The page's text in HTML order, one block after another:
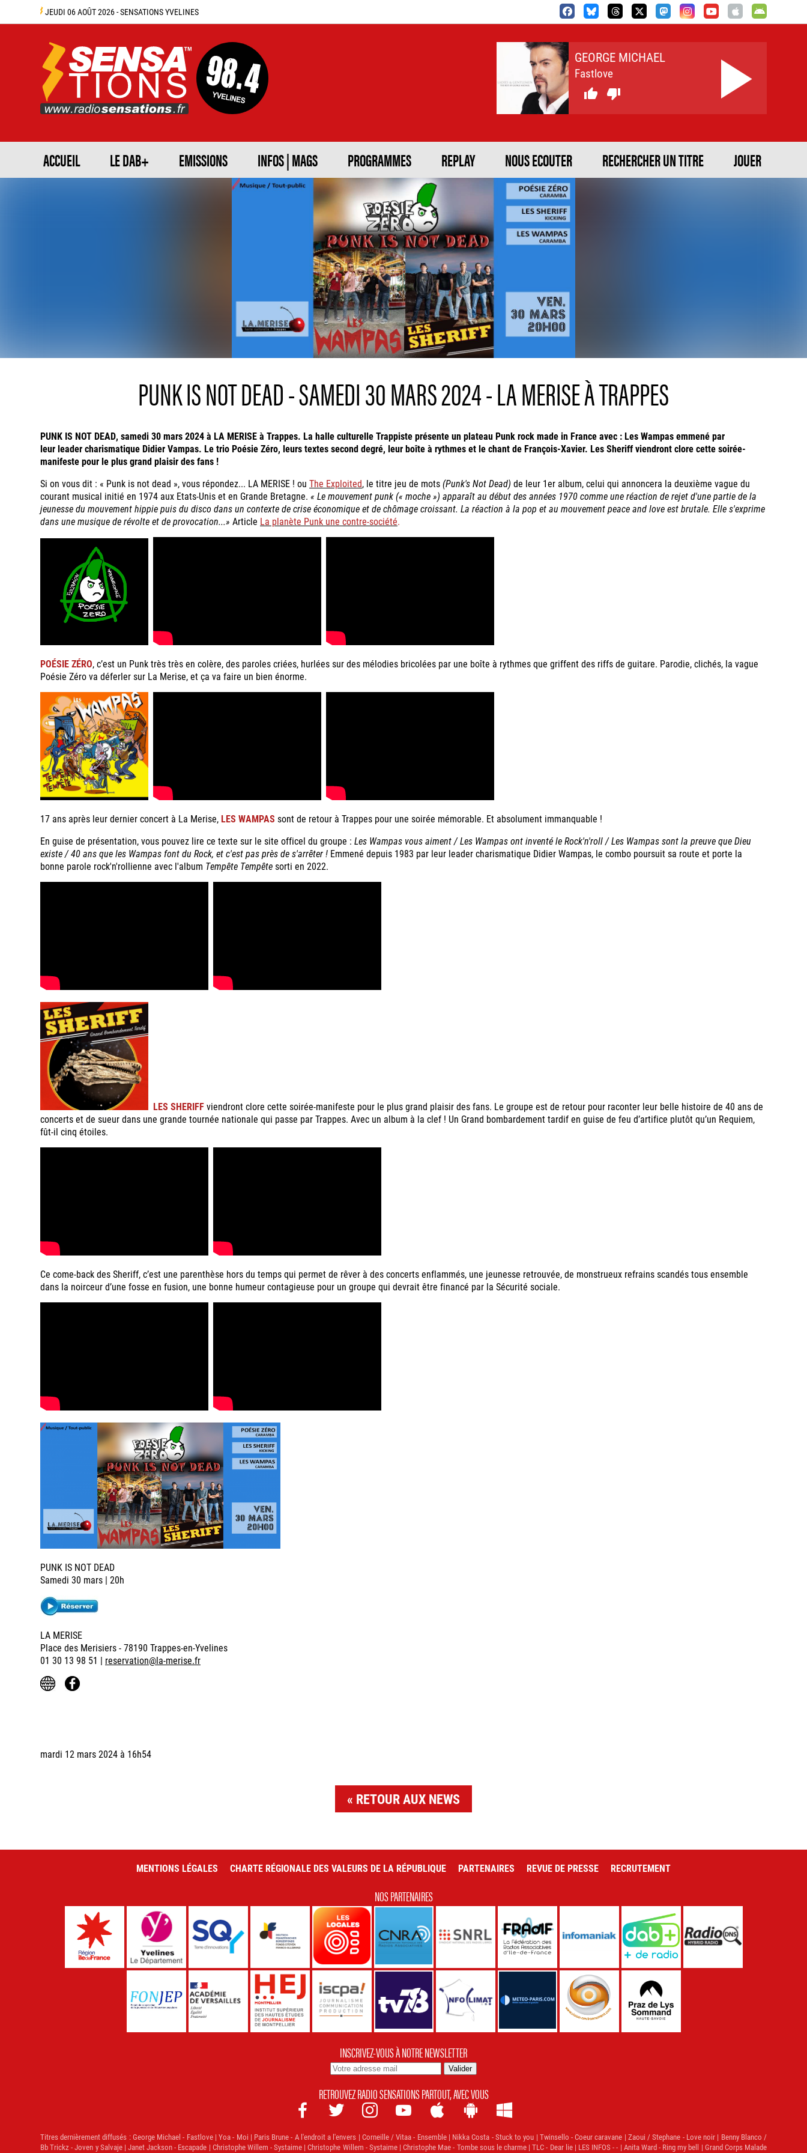
JEUDI 06 AOÛT 2026 - SENSATIONS YVELINES
GEORGE MICHAEL
Fastlove
 
ACCUEIL LE DAB+ EMISSIONS INFOS | MAGS PROGRAMMES REPLAY NOUS ECOUTER RECHERCHER UN TITRE JOUER
PUNK IS NOT DEAD - SAMEDI 30 MARS 2024 - LA MERISE À TRAPPES
PUNK IS NOT DEAD, samedi 30 mars 2024 à LA MERISE à Trappes. La halle culturelle Trappiste présente un plateau Punk rock made in France avec : Les Wampas emmené par
leur leader charismatique Didier Vampas. Le trio Poésie Zéro, leurs textes second degré, leur boîte à rythmes et le chant de François-Xavier. Les Sheriff viendront clore cette soirée-
manifeste pour le plus grand plaisir des fans !
Si on vous dit : « Punk is not dead », vous répondez... LA MERISE ! ou The Exploited, le titre jeu de mots(Punk's Not Dead) de leur 1er album, celui qui annoncera la deuxième vague du
courant musical initié en 1974 aux Etats-Unis et en Grande Bretagne. « Le mouvement punk (« moche ») apparaît au début des années 1970 comme une réaction de rejet d'une partie de la
jeunesse du mouvement hippie puis du disco dans un contexte de crise économique et de chômage croissant. La réaction à la pop et au mouvement peace and love est brutale. Elle s'exprime
dans une musique de révolte et de provocation...» Article La planète Punk une contre-société.
POÉSIE ZÉRO, c’est un Punk très très en colère, des paroles criées, hurlées sur des mélodies bricolées par une boîte à rythmes que griffent des riffs de guitare. Parodie, clichés, la vague
Poésie Zéro va déferler sur La Merise, et ça va faire un bien énorme.
17 ans après leur dernier concert à La Merise, LES WAMPAS sont de retour à Trappes pour une soirée mémorable. Et absolument immanquable !
En guise de présentation, vous pouvez lire ce texte sur le site officel du groupe : Les Wampas vous aiment / Les Wampas ont inventé le Rock'n'roll / Les Wampas sont la preuve que Dieu
existe / 40 ans que les Wampas font du Rock, et c'est pas près de s'arrêter ! Emmené depuis 1983 par leur leader charismatique Didier Wampas, le combo poursuit sa route et porte la
bonne parole rock'n'rollienne avec l'album Tempête Tempêtesorti en 2022.
LES SHERIFFviendront clore cette soirée-manifeste pour le plus grand plaisir des fans. Le groupe est de retour pour raconter leur belle histoire de 40 ans de
concerts et de sueur dans une grande tournée nationale qui passe par Trappes. Avec un album à la clef ! Un Grand bombardement tardif en guise de feu d’artifice plutôt qu’un Requiem,
fût-il cinq étoiles.
Ce come-back des Sheriff, c’est une parenthèse hors du temps qui permet de rêver à des concerts enflammés, une jeunesse retrouvée, de monstrueux refrains scandés tous ensemble
dans la noirceur d’une fosse en fusion, une bonne humeur contagieuse pour un groupe qui devrait être financé par la Sécurité sociale.
PUNK IS NOT DEAD
Samedi 30 mars | 20h
LA MERISE
Place des Merisiers - 78190 Trappes-en-Yvelines
01 30 13 98 51 | reservation@la-merise.fr
mardi 12 mars 2024 à 16h54
RETOUR AUX NEWS
MENTIONS LÉGALES CHARTE RÉGIONALE DES VALEURS DE LA RÉPUBLIQUE PARTENAIRES REVUE DE PRESSE RECRUTEMENT
NOS PARTENAIRES
INSCRIVEZ-VOUS À NOTRE NEWSLETTER
RETROUVEZ RADIO SENSATIONS PARTOUT, AVEC VOUS
      
Titres dernièrement diffusés :George Michael - Fastlove | Yoa - Moi | Paris Brune - A l'endroit a l'envers | Corneille / Vitaa - Ensemble | Nikka Costa - Stuck to you | Twinsello - Coeur caravane | Zaoui / Stephane - Love noir | Benny Blanco /
Bb Trickz - Joven y Salvaje | Janet Jackson - Escapade | Christophe Willem - Systaime | Christophe Willem - Systaime | Christophe Mae - Tombe sous le charme | TLC - Dear lie | LES INFOS - - | Anita Ward - Ring my bell | Grand Corps Malade